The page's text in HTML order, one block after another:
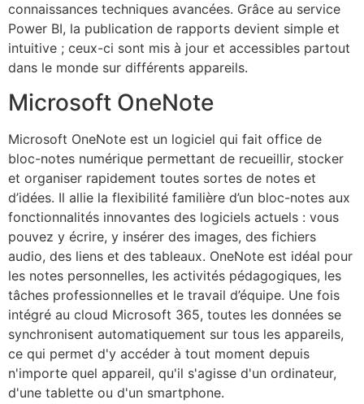
connaissances techniques avancées. Grâce au service
Power BI, la publication de rapports devient simple et
intuitive ; ceux-ci sont mis à jour et accessibles partout
dans le monde sur différents appareils.
Microsoft OneNote
Microsoft OneNote est un logiciel qui fait office de
bloc-notes numérique permettant de recueillir, stocker
et organiser rapidement toutes sortes de notes et
d’idées. Il allie la flexibilité familière d’un bloc-notes aux
fonctionnalités innovantes des logiciels actuels : vous
pouvez y écrire, y insérer des images, des fichiers
audio, des liens et des tableaux. OneNote est idéal pour
les notes personnelles, les activités pédagogiques, les
tâches professionnelles et le travail d’équipe. Une fois
intégré au cloud Microsoft 365, toutes les données se
synchronisent automatiquement sur tous les appareils,
ce qui permet d'y accéder à tout moment depuis
n'importe quel appareil, qu'il s'agisse d'un ordinateur,
d'une tablette ou d'un smartphone.